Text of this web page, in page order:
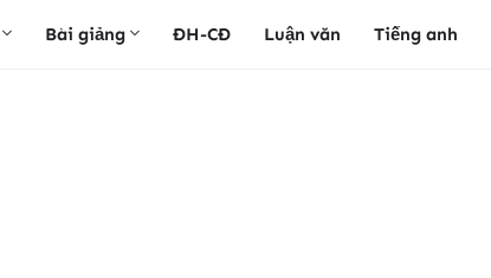
Bài giảng ĐH-CĐ Luận văn Tiếng anh